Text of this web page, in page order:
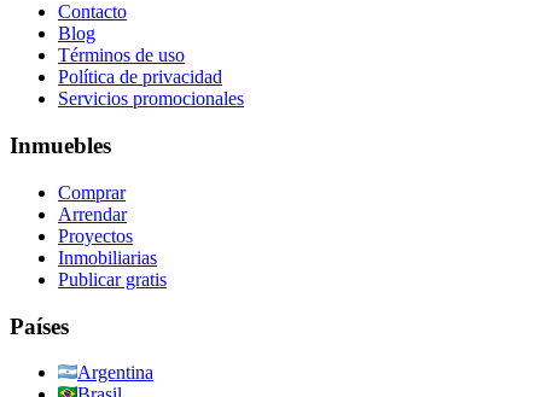
Contacto
Blog
Términos de uso
Política de privacidad
Servicios promocionales
Inmuebles
Comprar
Arrendar
Proyectos
Inmobiliarias
Publicar gratis
Países
Argentina